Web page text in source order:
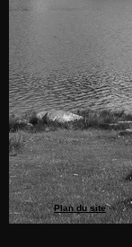
Plan du site